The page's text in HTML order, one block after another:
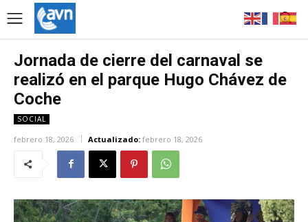
Jornada de cierre del carnaval se
realizó en el parque Hugo Chávez de
Coche
SOCIAL
febrero 18, 2026 Actualizado: febrero 18, 2026